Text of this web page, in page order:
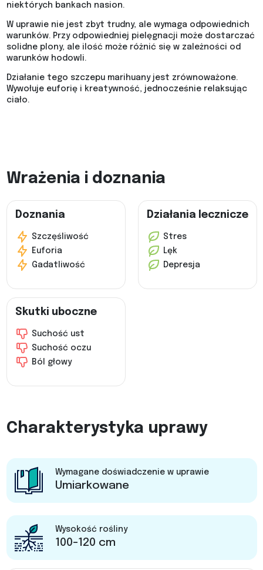
niektórych bankach nasion.
W uprawie nie jest zbyt trudny, ale wymaga odpowiednich
warunków. Przy odpowiedniej pielęgnacji może dostarczać
solidne plony, ale ilość może różnić się w zależności od
warunków hodowli.
Działanie tego szczepu marihuany jest zrównoważone.
Wywołuje euforię i kreatywność, jednocześnie relaksując
ciało.
Wrażenia i doznania
Doznania
Szczęśliwość
Euforia
Gadatliwość
Działania lecznicze
Stres
Lęk
Depresja
Skutki uboczne
Suchość ust
Suchość oczu
Ból głowy
Charakterystyka uprawy
Wymagane doświadczenie w uprawie
Umiarkowane
Wysokość rośliny
100-120 cm